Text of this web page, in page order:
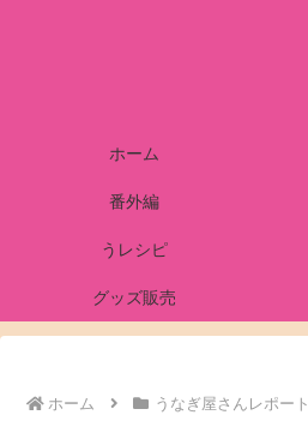
ホーム
番外編
うレシピ
グッズ販売
ホーム うなぎ屋さんレポート